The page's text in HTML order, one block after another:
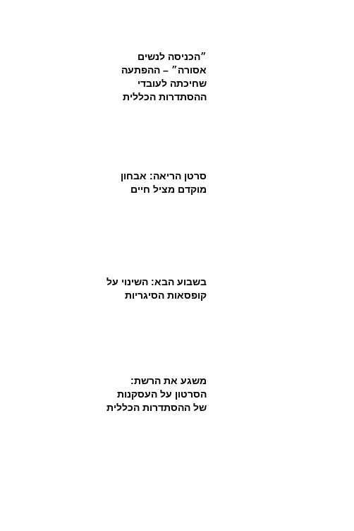
״הכניסה לנשים
אסורה״ – ההפתעה
שחיכתה לעובדי
ההסתדרות הכללית
סרטן הריאה: אבחון
מוקדם מציל חיים
בשבוע הבא: השינוי על
קופסאות הסיגריות
משגע את הרשת:
הסרטון על העסקנות
של ההסתדרות הכללית